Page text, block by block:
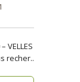
VELLES
de construire) Vous recher..